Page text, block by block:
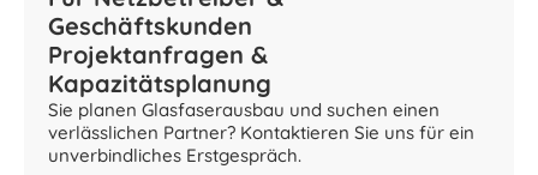
Geschäftskunden
Projektanfragen &
Kapazitätsplanung
Sie planen Glasfaserausbau und suchen einen
verlässlichen Partner? Kontaktieren Sie uns für ein
unverbindliches Erstgespräch.